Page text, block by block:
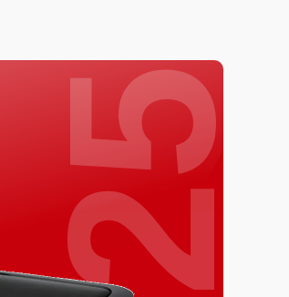
25%